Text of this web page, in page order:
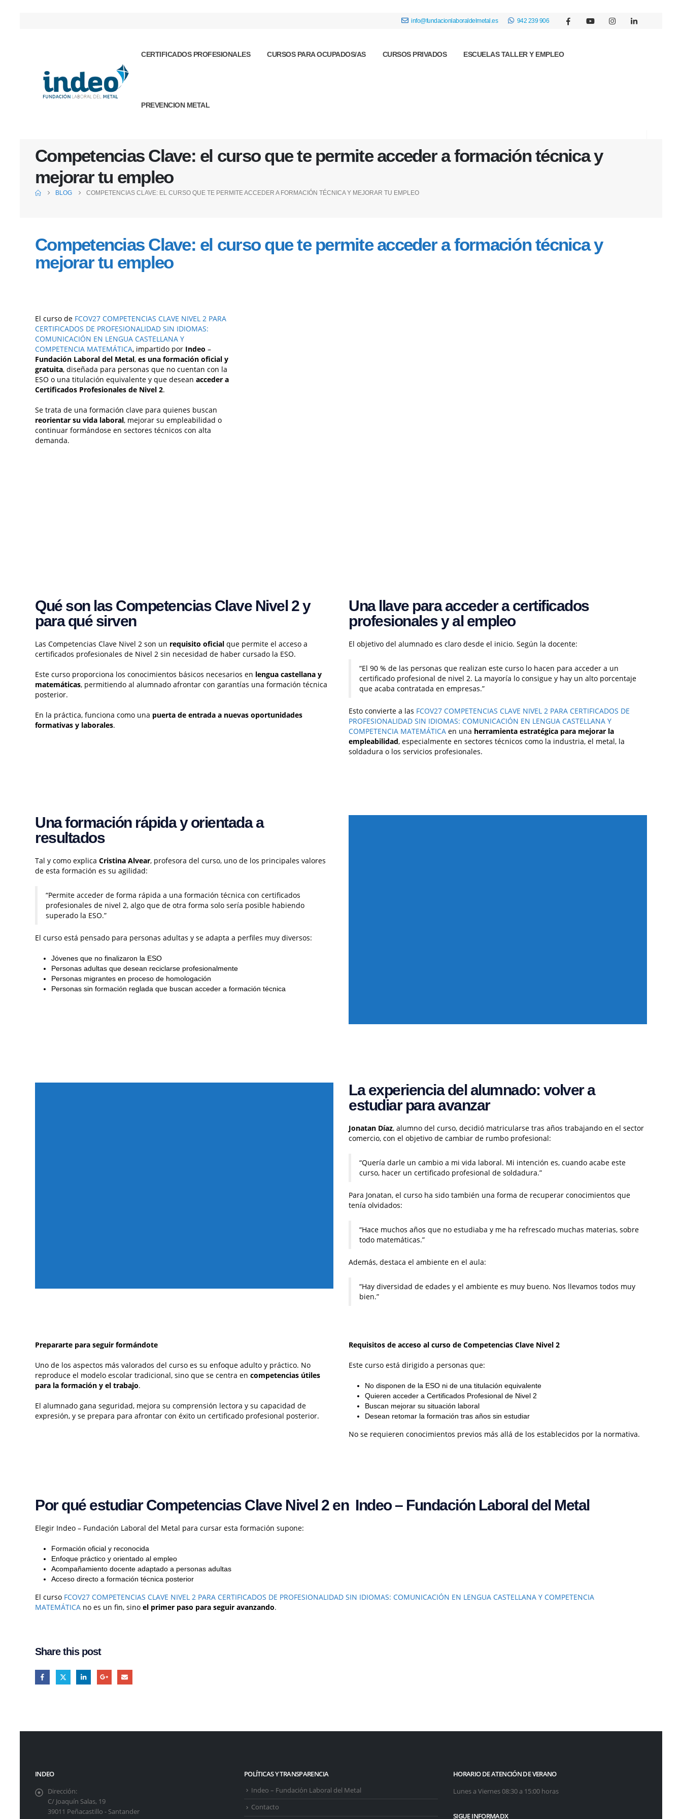
info@fundacionlaboraldelmetal.es 942 239 906
CERTIFICADOS PROFESIONALES CURSOS PARA OCUPADOS/AS CURSOS PRIVADOS ESCUELAS TALLER Y EMPLEO
PREVENCION METAL
Competencias Clave: el curso que te permite acceder a formación técnica y
mejorar tu empleo
BLOG COMPETENCIAS CLAVE: EL CURSO QUE TE PERMITE ACCEDER A FORMACIÓN TÉCNICA Y MEJORAR TU EMPLEO
Competencias Clave: el curso que te permite acceder a formación técnica y
mejorar tu empleo
El curso de FCOV27 COMPETENCIAS CLAVE NIVEL 2 PARA
CERTIFICADOS DE PROFESIONALIDAD SIN IDIOMAS:
COMUNICACIÓN EN LENGUA CASTELLANA Y
COMPETENCIA MATEMÁTICA, impartido por Indeo –
Fundación Laboral del Metal, es una formación oficial y
gratuita, diseñada para personas que no cuentan con la
ESO o una titulación equivalente y que desean acceder a
Certificados Profesionales de Nivel 2.
Se trata de una formación clave para quienes buscan
reorientar su vida laboral, mejorar su empleabilidad o
continuar formándose en sectores técnicos con alta
demanda.
Qué son las Competencias Clave Nivel 2 y
para qué sirven
Las Competencias Clave Nivel 2 son un requisito oficial que permite el acceso a
certificados profesionales de Nivel 2 sin necesidad de haber cursado la ESO.
Este curso proporciona los conocimientos básicos necesarios en lengua castellana y
matemáticas, permitiendo al alumnado afrontar con garantías una formación técnica
posterior.
En la práctica, funciona como una puerta de entrada a nuevas oportunidades
formativas y laborales.
Una llave para acceder a certificados
profesionales y al empleo
El objetivo del alumnado es claro desde el inicio. Según la docente:
“El 90 % de las personas que realizan este curso lo hacen para acceder a un
certificado profesional de nivel 2. La mayoría lo consigue y hay un alto porcentaje
que acaba contratada en empresas.”
Esto convierte a las FCOV27 COMPETENCIAS CLAVE NIVEL 2 PARA CERTIFICADOS DE
PROFESIONALIDAD SIN IDIOMAS: COMUNICACIÓN EN LENGUA CASTELLANA Y
COMPETENCIA MATEMÁTICA en una herramienta estratégica para mejorar la
empleabilidad, especialmente en sectores técnicos como la industria, el metal, la
soldadura o los servicios profesionales.
Una formación rápida y orientada a
resultados
Tal y como explica Cristina Alvear, profesora del curso, uno de los principales valores
de esta formación es su agilidad:
“Permite acceder de forma rápida a una formación técnica con certificados
profesionales de nivel 2, algo que de otra forma solo sería posible habiendo
superado la ESO.”
El curso está pensado para personas adultas y se adapta a perfiles muy diversos:
Jóvenes que no finalizaron la ESO
Personas adultas que desean reciclarse profesionalmente
Personas migrantes en proceso de homologación
Personas sin formación reglada que buscan acceder a formación técnica
La experiencia del alumnado: volver a
estudiar para avanzar
Jonatan Díaz, alumno del curso, decidió matricularse tras años trabajando en el sector
comercio, con el objetivo de cambiar de rumbo profesional:
“Quería darle un cambio a mi vida laboral. Mi intención es, cuando acabe este
curso, hacer un certificado profesional de soldadura.”
Para Jonatan, el curso ha sido también una forma de recuperar conocimientos que
tenía olvidados:
“Hace muchos años que no estudiaba y me ha refrescado muchas materias, sobre
todo matemáticas.”
Además, destaca el ambiente en el aula:
“Hay diversidad de edades y el ambiente es muy bueno. Nos llevamos todos muy
bien.”
Prepararte para seguir formándote
Uno de los aspectos más valorados del curso es su enfoque adulto y práctico. No
reproduce el modelo escolar tradicional, sino que se centra en competencias útiles
para la formación y el trabajo.
El alumnado gana seguridad, mejora su comprensión lectora y su capacidad de
expresión, y se prepara para afrontar con éxito un certificado profesional posterior.
Requisitos de acceso al curso de Competencias Clave Nivel 2
Este curso está dirigido a personas que:
No disponen de la ESO ni de una titulación equivalente
Quieren acceder a Certificados Profesional de Nivel 2
Buscan mejorar su situación laboral
Desean retomar la formación tras años sin estudiar
No se requieren conocimientos previos más allá de los establecidos por la normativa.
Por qué estudiar Competencias Clave Nivel 2 en Indeo – Fundación Laboral del Metal
Elegir Indeo – Fundación Laboral del Metal para cursar esta formación supone:
Formación oficial y reconocida
Enfoque práctico y orientado al empleo
Acompañamiento docente adaptado a personas adultas
Acceso directo a formación técnica posterior
El curso FCOV27 COMPETENCIAS CLAVE NIVEL 2 PARA CERTIFICADOS DE PROFESIONALIDAD SIN IDIOMAS: COMUNICACIÓN EN LENGUA CASTELLANA Y COMPETENCIA
MATEMÁTICA no es un fin, sino el primer paso para seguir avanzando.
Share this post
INDEO
Dirección:
C/ Joaquín Salas, 19
39011 Peñacastillo - Santander
POLÍTICAS Y TRANSPARENCIA
Indeo – Fundación Laboral del Metal
Contacto
HORARIO DE ATENCIÓN DE VERANO
Lunes a Viernes 08:30 a 15:00 horas
SIGUE INFORMADX